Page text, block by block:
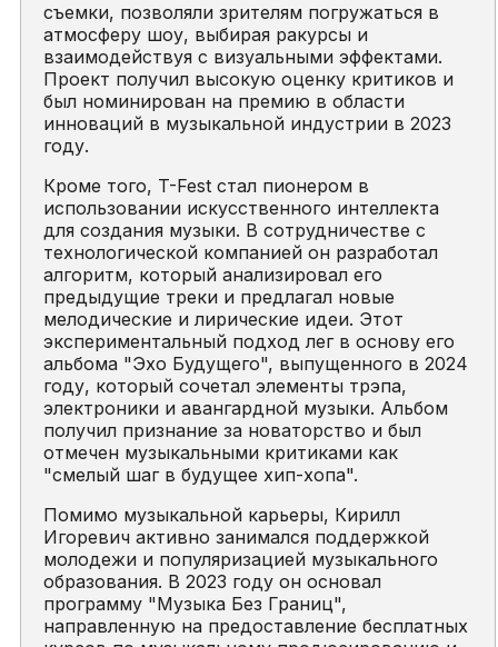
съемки, позволяли зрителям погружаться в
атмосферу шоу, выбирая ракурсы и
взаимодействуя с визуальными эффектами.
Проект получил высокую оценку критиков и
был номинирован на премию в области
инноваций в музыкальной индустрии в 2023
году.
Кроме того, T-Fest стал пионером в
использовании искусственного интеллекта
для создания музыки. В сотрудничестве с
технологической компанией он разработал
алгоритм, который анализировал его
предыдущие треки и предлагал новые
мелодические и лирические идеи. Этот
экспериментальный подход лег в основу его
альбома "Эхо Будущего", выпущенного в 2024
году, который сочетал элементы трэпа,
электроники и авангардной музыки. Альбом
получил признание за новаторство и был
отмечен музыкальными критиками как
"смелый шаг в будущее хип-хопа".
Помимо музыкальной карьеры, Кирилл
Игоревич активно занимался поддержкой
молодежи и популяризацией музыкального
образования. В 2023 году он основал
программу "Музыка Без Границ",
направленную на предоставление бесплатных